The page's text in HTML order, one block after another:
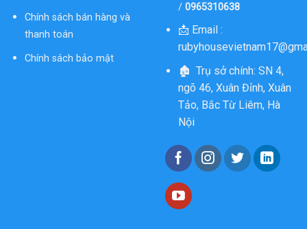
Chính sách bán hàng và
thanh toán
Chính sách bảo mật
/ 0965310638
📩 Email :
🏚 Trụ sở chính: SN 4,
ngõ 46, Xuân Đỉnh, Xuân
Tảo, Bắc Từ Liêm, Hà
Nội